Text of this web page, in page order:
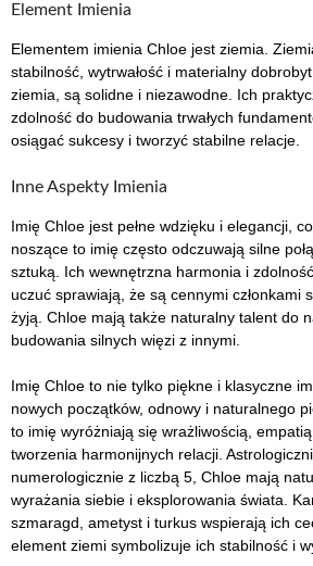
Element Imienia
Elementem imienia Chloe jest ziemia.
stabilność, wytrwałość i materialny
ziemia, są solidne i niezawodne. Ich
zdolność do budowania trwałych
osiągać sukcesy i tworzyć stabilne relacje.
Inne Aspekty Imienia
Imię Chloe jest pełne wdzięku i elegancji,
noszące to imię często odczuwają silne
sztuką. Ich wewnętrzna harmonia i
uczuć sprawiają, że są cennymi członkami
żyją. Chloe mają także naturalny talent do
budowania silnych więzi z innymi.
Imię Chloe to nie tylko piękne i klasyczne
nowych początków, odnowy i naturalnego
to imię wyróżniają się wrażliwością,
tworzenia harmonijnych relacji.
numerologicznie z liczbą 5, Chloe mają
wyrażania siebie i eksplorowania świata.
szmaragd, ametyst i turkus wspierają ich
element ziemi symbolizuje ich stabilność i